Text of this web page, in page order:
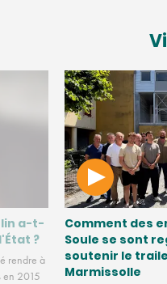
a-t-
?
rendre à
en 2015
Comment des
Soule se sont
soutenir le
Marmissolle